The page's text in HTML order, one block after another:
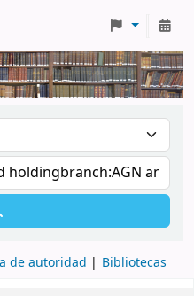
de autoridad Bibliotecas